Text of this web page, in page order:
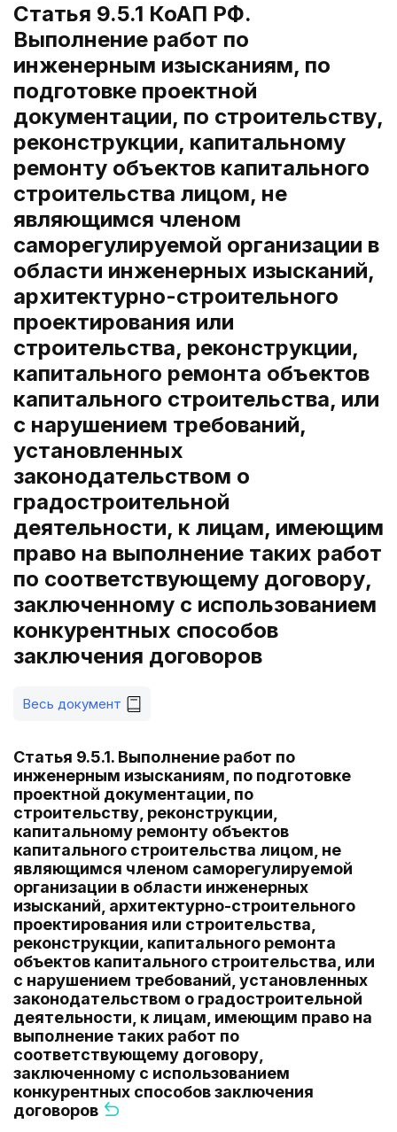
Статья 9.5.1 КоАП РФ.
Выполнение работ по
инженерным изысканиям, по
подготовке проектной
документации, по строительству,
реконструкции, капитальному
ремонту объектов капитального
строительства лицом, не
являющимся членом
саморегулируемой организации в
области инженерных изысканий,
архитектурно-строительного
проектирования или
строительства, реконструкции,
капитального ремонта объектов
капитального строительства, или
с нарушением требований,
установленных
законодательством о
градостроительной
деятельности, к лицам, имеющим
право на выполнение таких работ
по соответствующему договору,
заключенному с использованием
конкурентных способов
заключения договоров
Весь документ
Статья 9.5.1. Выполнение работ по
инженерным изысканиям, по подготовке
проектной документации, по
строительству, реконструкции,
капитальному ремонту объектов
капитального строительства лицом, не
являющимся членом саморегулируемой
организации в области инженерных
изысканий, архитектурно-строительного
проектирования или строительства,
реконструкции, капитального ремонта
объектов капитального строительства, или
с нарушением требований, установленных
законодательством о градостроительной
деятельности, к лицам, имеющим право на
выполнение таких работ по
соответствующему договору,
заключенному с использованием
конкурентных способов заключения
договоров